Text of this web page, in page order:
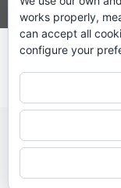
·© 2026 Fundacio
works properly,
can accept all
configure your